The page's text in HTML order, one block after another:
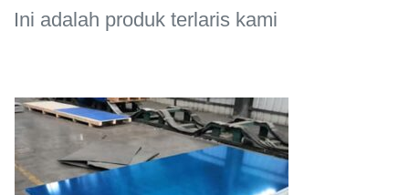
Ini adalah produk terlaris kami